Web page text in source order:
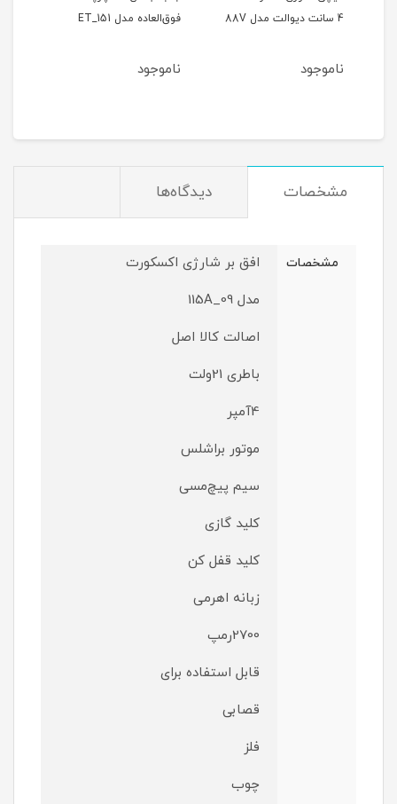
4 سانت دیوالت مدل 88V
ناموجود
فوق‌العاده مدل ET_151
ناموجود
مشخصات دیدگاه‌ها
مشخصات
افق بر شارژی اکسکورت
مدل 09_115A
اصالت کالا اصل
باطری 21ولت
4آمپر
موتور براشلس
سیم پیچ‌مسی
کلید گازی
کلید قفل کن
زبانه اهرمی
2700رمپ
قابل استفاده برای
قصابی
فلز
چوب